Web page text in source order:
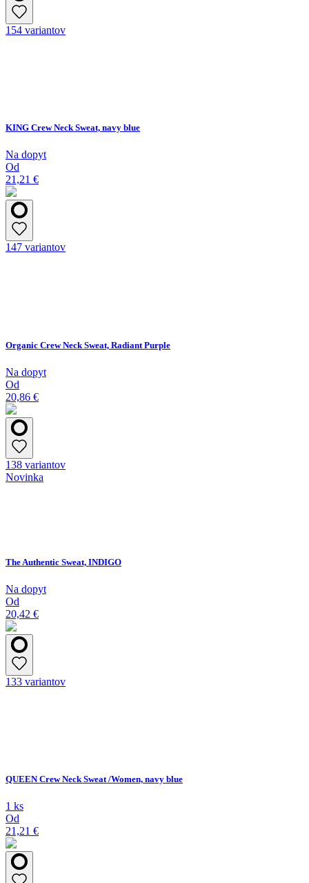
154 variantov
KING Crew Neck Sweat, navy blue
Na dopyt
Od
21,21 €
147 variantov
Organic Crew Neck Sweat, Radiant Purple
Na dopyt
Od
20,86 €
138 variantov
Novinka
The Authentic Sweat, INDIGO
Na dopyt
Od
20,42 €
133 variantov
QUEEN Crew Neck Sweat /Women, navy blue
1 ks
Od
21,21 €